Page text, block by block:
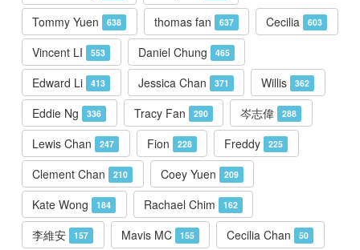
Tommy Yuen 638 thomas fan 637 Cecilia 603
Vincent LI 553 Daniel Chung 465
Edward Li 413 Jessica Chan 371 Willis 362
Eddie Ng 336 Tracy Fan 290 岑志偉 288
Lewis Chan 247 Fion 228 Freddy 225
Clement Chan 210 Coey Yuen 209
Kate Wong 184 Rachael Chim 162
李維安 157 Mavis MC 155 Cecilia Chan 50